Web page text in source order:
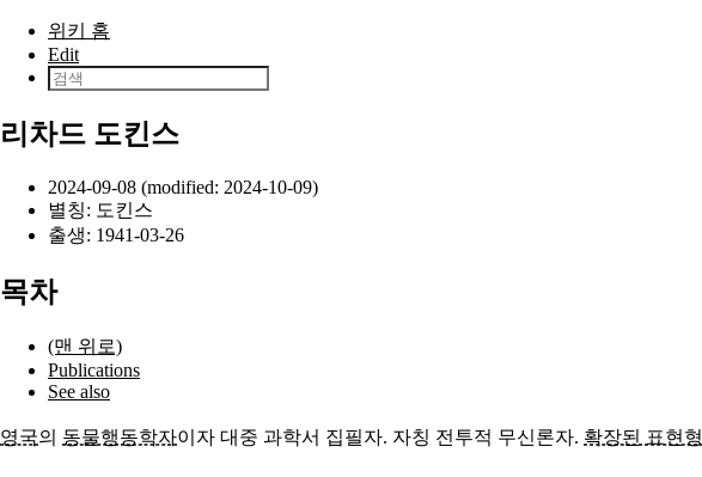
본문으로 건너뛰기
위키 홈
Edit
리차드 도킨스
2024-09-08 (modified: 2024-10-09)
별칭: 도킨스
출생: 1941-03-26
목차
(맨 위로)
Publications
See also
영국의 동물행동학자이자 대중 과학서 집필자. 자칭 전투적 무신론자. 확장된 표현형